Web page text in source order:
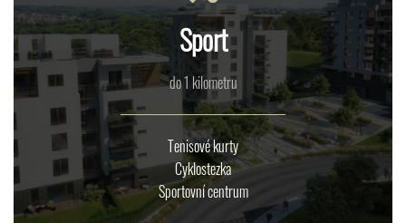
Sport
do 1 kilometru
Tenisové kurty
Cyklostezka
Sportovní centrum